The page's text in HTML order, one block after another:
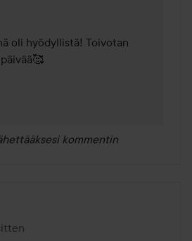
oli hyödyllistä! Toivotan
kommentin
1 vuotta sitten